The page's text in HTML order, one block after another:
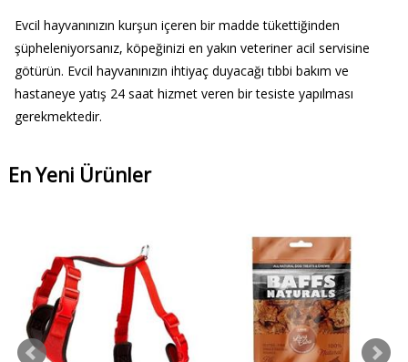
Evcil hayvanınızın kurşun içeren bir madde tükettiğinden
şüpheleniyorsanız, köpeğinizi en yakın veteriner acil servisine
götürün. Evcil hayvanınızın ihtiyaç duyacağı tıbbi bakım ve
hastaneye yatış 24 saat hizmet veren bir tesiste yapılması
gerekmektedir.
En Yeni Ürünler